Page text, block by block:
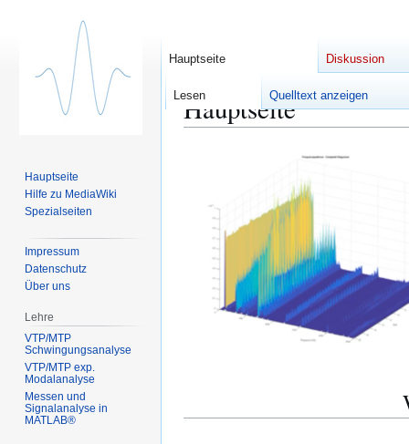
Hauptseite
Hauptseite Diskussion
Lesen Quelltext anzeigen
Hauptseite
Hilfe zu MediaWiki
Spezialseiten
Impressum
Datenschutz
Über uns
Lehre
VTP/MTP
Schwingungsanalyse
VTP/MTP exp.
Modalanalyse
Messen und
Signalanalyse in
MATLAB®